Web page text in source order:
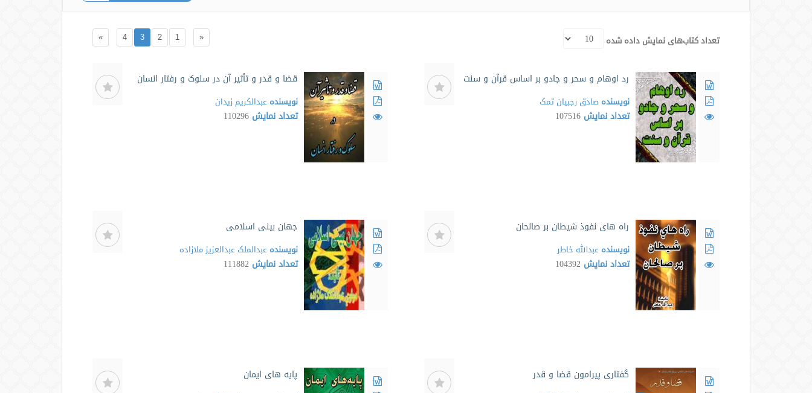
تعداد کتاب‌های نمایش داده شده «
1
2
3
4
»
رد اوهام و سحر و جادو بر اساس قرآن و سنت
نویسنده صادق رجبیان تمک
تعداد نمایش 107516
قضا و قدر و تأثیر آن در سلوک و رفتار انسان
نویسنده عبدالکریم زیدان
تعداد نمایش 110296
راه های نفوذ شیطان بر صالحان
نویسنده عبدالله خاطر
تعداد نمایش 104392
جهان بینی اسلامی
نویسنده عبدالملک عبدالعزیز ملازاده
تعداد نمایش 111882
گفتاری پیرامون قضا و قدر پایه های ایمان